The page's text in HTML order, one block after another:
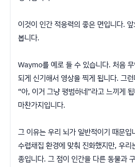
이것이 인간 적응력의 좋은 면입니다.
봅니다.
Waymo를 예로 들 수 있습니다. 처음
되게 신기해서 영상을 찍게 됩니다. 그
“아, 이거 그냥 평범하네”라고 느끼게
마찬가지입니다.
그 이유는 우리 뇌가 일반적이기 때문
수렵채집 환경에 맞춰 진화했지만, 우리
종입니다. 그 점이 인간을 다른 동물과